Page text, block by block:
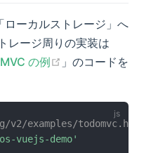
ローカルストレージ」へ
レージ周りの実装は
の例
」のコードを
examples/todomvc.html
vuejs-demo'